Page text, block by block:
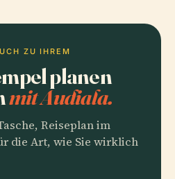
ZU IHREM
planen
mit Audiala.
Reiseplan im
die Art, wie Sie wirklich